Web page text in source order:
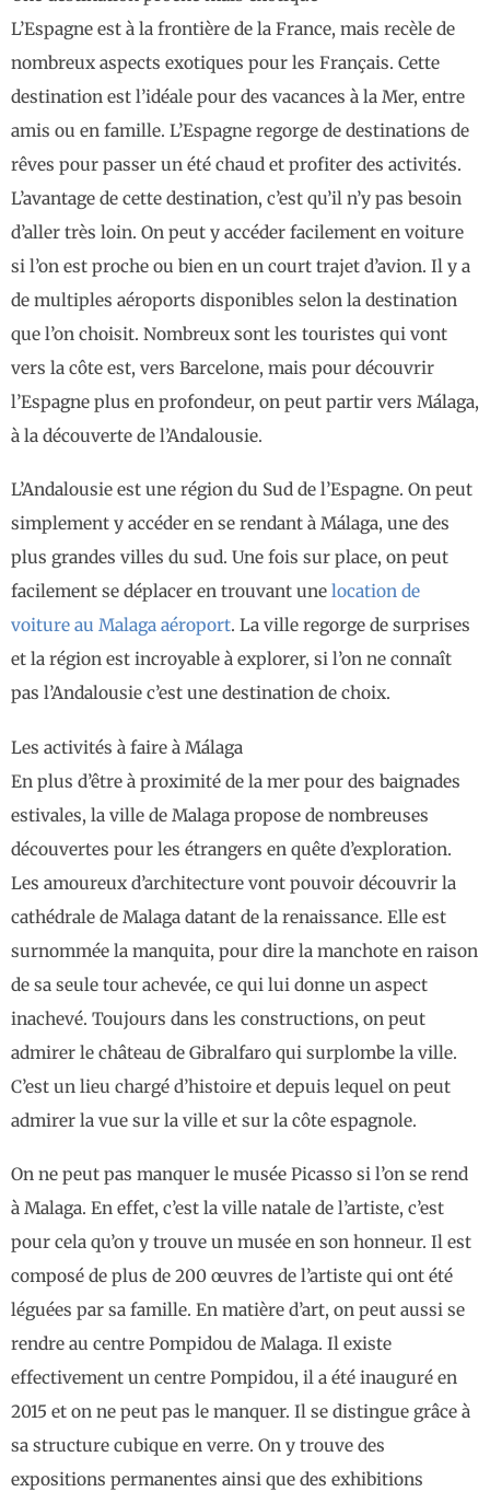
L’Espagne est à la frontière de la France, mais recèle de
nombreux aspects exotiques pour les Français. Cette
destination est l’idéale pour des vacances à la Mer, entre
amis ou en famille. L’Espagne regorge de destinations de
rêves pour passer un été chaud et profiter des activités.
L’avantage de cette destination, c’est qu’il n’y pas besoin
d’aller très loin. On peut y accéder facilement en voiture
si l’on est proche ou bien en un court trajet d’avion. Il y a
de multiples aéroports disponibles selon la destination
que l’on choisit. Nombreux sont les touristes qui vont
vers la côte est, vers Barcelone, mais pour découvrir
l’Espagne plus en profondeur, on peut partir vers Málaga,
à la découverte de l’Andalousie.
L’Andalousie est une région du Sud de l’Espagne. On peut
simplement y accéder en se rendant à Málaga, une des
plus grandes villes du sud. Une fois sur place, on peut
facilement se déplacer en trouvant une location de
voiture au Malaga aéroport. La ville regorge de surprises
et la région est incroyable à explorer, si l’on ne connaît
pas l’Andalousie c’est une destination de choix.
Les activités à faire à Málaga
En plus d’être à proximité de la mer pour des baignades
estivales, la ville de Malaga propose de nombreuses
découvertes pour les étrangers en quête d’exploration.
Les amoureux d’architecture vont pouvoir découvrir la
cathédrale de Malaga datant de la renaissance. Elle est
surnommée la manquita, pour dire la manchote en raison
de sa seule tour achevée, ce qui lui donne un aspect
inachevé. Toujours dans les constructions, on peut
admirer le château de Gibralfaro qui surplombe la ville.
C’est un lieu chargé d’histoire et depuis lequel on peut
admirer la vue sur la ville et sur la côte espagnole.
On ne peut pas manquer le musée Picasso si l’on se rend
à Malaga. En effet, c’est la ville natale de l’artiste, c’est
pour cela qu’on y trouve un musée en son honneur. Il est
composé de plus de 200 œuvres de l’artiste qui ont été
léguées par sa famille. En matière d’art, on peut aussi se
rendre au centre Pompidou de Malaga. Il existe
effectivement un centre Pompidou, il a été inauguré en
2015 et on ne peut pas le manquer. Il se distingue grâce à
sa structure cubique en verre. On y trouve des
expositions permanentes ainsi que des exhibitions